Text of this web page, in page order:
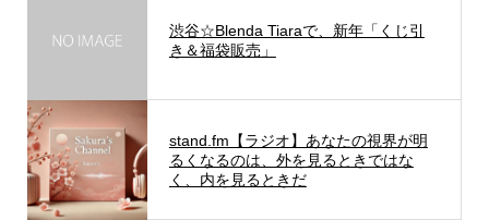
渋谷☆Blenda Tiaraで、新年「くじ引
き＆福袋販売」
stand.fm【ラジオ】あなたの視界が明
るくなるのは、外を見るときではな
く、内を見るときだ